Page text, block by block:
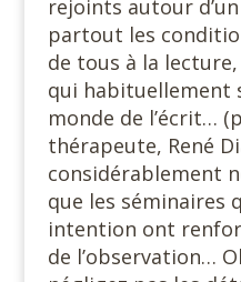
rejoints autour
partout les
de tous à la
qui habituellement
monde de l’écrit…
thérapeute, René
considérablement
que les séminaires
intention ont
de l’observation…